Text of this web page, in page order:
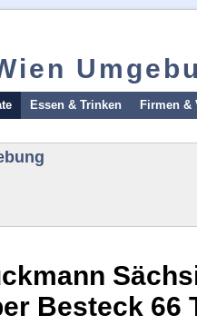
Essen & Trinken Firmen &
Besteck 66